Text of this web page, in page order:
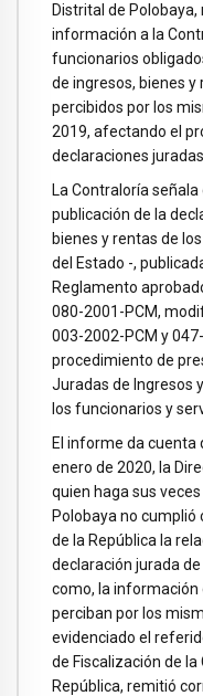
Distrital de
información a la
funcionarios
de ingresos, bienes
percibidos por los
2019, afectando el
declaraciones
La Contraloría
publicación de la
bienes y rentas de
del Estado -,
Reglamento
080-2001-PCM,
003-2002-PCM y
procedimiento de
Juradas de Ingresos
los funcionarios y
El informe da cuenta
enero de 2020, la
quien haga sus
Polobaya no cumplió
de la República la
declaración jurada
como, la información
perciban por los
evidenciado el
de Fiscalización de la
República, remitió